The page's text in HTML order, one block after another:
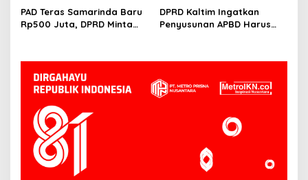
Mahakam
Teras Samarinda II
PAD Teras Samarinda Baru
Rp500 Juta, DPRD Minta
DPRD Kaltim Ingatkan
Penyusunan APBD Harus